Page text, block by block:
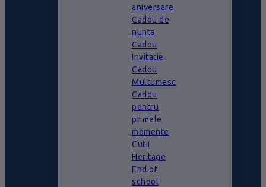
aniversare
Cadou de
nunta
Cadou
Invitatie
Cadou
Multumesc
Cadou
pentru
primele
momente
Cutii
Heritage
End of
school